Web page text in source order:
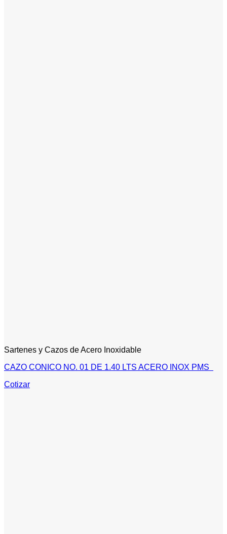
Sartenes y Cazos de Acero Inoxidable
CAZO CONICO NO. 01 DE 1.40 LTS ACERO INOX PMS
Cotizar